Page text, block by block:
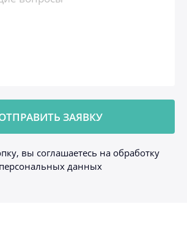
вы соглашаетесь на обработку
персональных данных